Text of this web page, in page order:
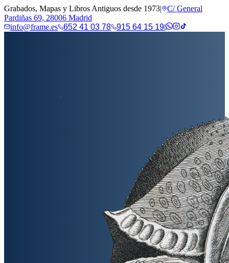
Grabados, Mapas y Libros Antiguos desde 1973|
C/ General
Pardiñas 69, 28006 Madrid
info@frame.es
652 41 03 78 915 64 15 19|